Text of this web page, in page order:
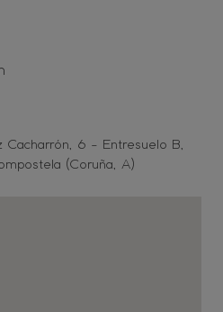
Cacharrón, 6 - Entresuelo B,
(Coruña, A)